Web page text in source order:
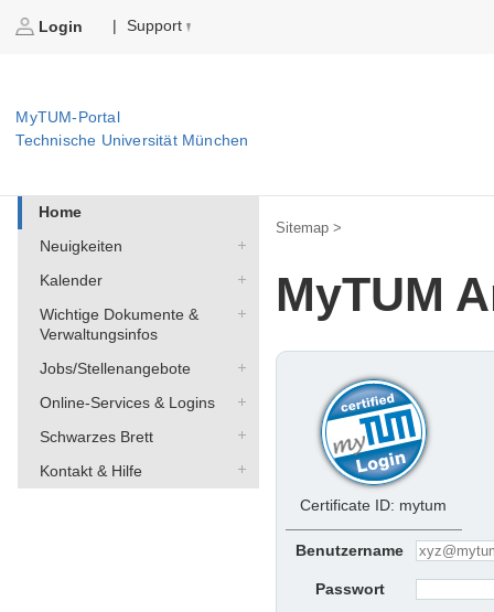
Login | Support
MyTUM-Portal
Technische Universität München
Home
Neuigkeiten
Kalender
Wichtige Dokumente &
Verwaltungsinfos
Jobs/Stellenangebote
Online-Services & Logins
Schwarzes Brett
Kontakt & Hilfe
Sitemap >
MyTUM
Certificate ID: mytum
Benutzername
Passwort